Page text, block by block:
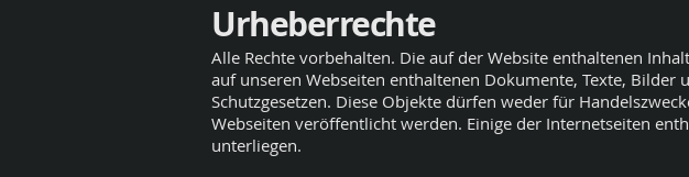
Urheberrechte
Alle Rechte vorbehalten. Die auf der Website enthaltenen
auf unseren Webseiten enthaltenen Dokumente, Texte,
Schutzgesetzen. Diese Objekte dürfen weder für
Webseiten veröffentlicht werden. Einige der Internetseiten
unterliegen.